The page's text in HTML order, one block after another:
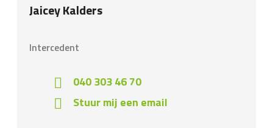
Jaicey Kalders
Intercedent
040 303 46 70
Stuur mij een email